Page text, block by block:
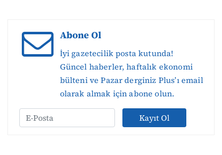
Abone Ol
İyi gazetecilik posta kutunda!
Güncel haberler, haftalık ekonomi
bülteni ve Pazar derginiz Plus’ı email
olarak almak için abone olun.
Kayıt Ol